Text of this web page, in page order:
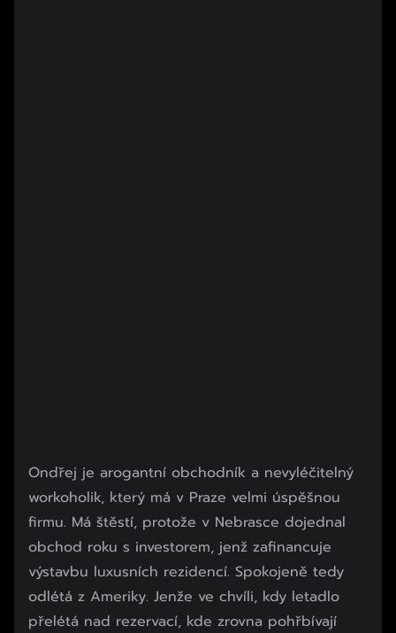
Ondřej je arogantní obchodník a nevyléčitelný
workoholik, který má v Praze velmi úspěšnou
firmu. Má štěstí, protože v Nebrasce dojednal
obchod roku s investorem, jenž zafinancuje
výstavbu luxusních rezidencí. Spokojeně tedy
odlétá z Ameriky. Jenže ve chvíli, kdy letadlo
přelétá nad rezervací, kde zrovna pohřbívají